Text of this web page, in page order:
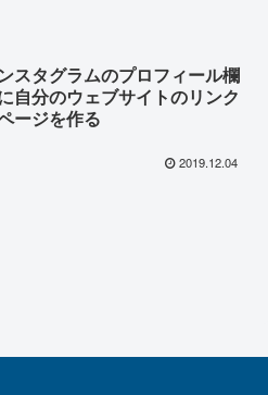
スタグラムのプロフィール欄
自分のウェブサイトのリンク
ージを作る
2019.12.04